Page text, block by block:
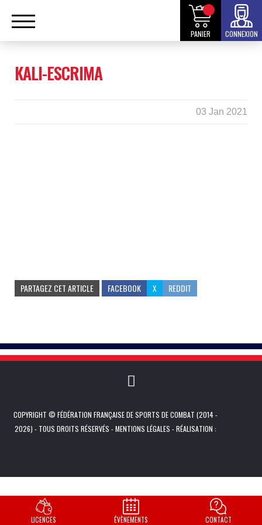
PANIER CONNEXION
KALI-ESCRIMA
03 Jan 2021
PARTAGEZ CET ARTICLE FACEBOOK X REDDIT
COPYRIGHT © FÉDÉRATION FRANÇAISE DE SPORTS DE COMBAT (2014 -
2026) - TOUS DROITS RÉSERVÉS -MENTIONS LÉGALES - RÉALISATION :
LICENCES ÉVÈNEMENTS CONTACT